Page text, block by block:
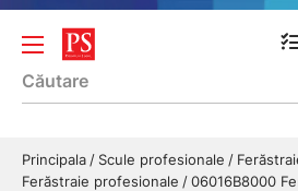
Principala Scule profesionale
Ferăstraie profesionale
06016B8000